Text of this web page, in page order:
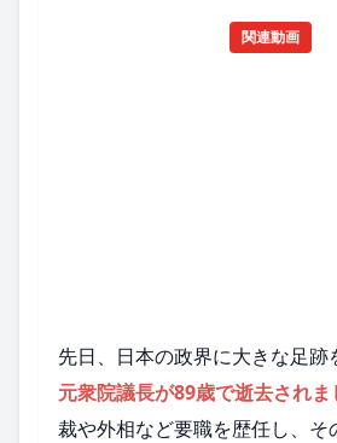
関連動画
先日、日本の政界に大きな足跡
元衆院議長が89歳で逝去されま
裁や外相など要職を歴任し、そ